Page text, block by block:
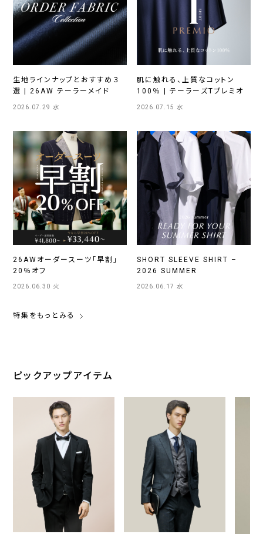
生地ラインナップとおすすめ３
選 | 26AW テーラーメイド
2026.07.29 水
肌に触れる、上質なコットン
100％ | テーラーズTプレミオ
2026.07.15 水
26AWオーダースーツ「早割」
20％オフ
2026.06.30 火
SHORT SLEEVE SHIRT –
2026 SUMMER
2026.06.17 水
特集をもっとみる
ピックアップアイテム